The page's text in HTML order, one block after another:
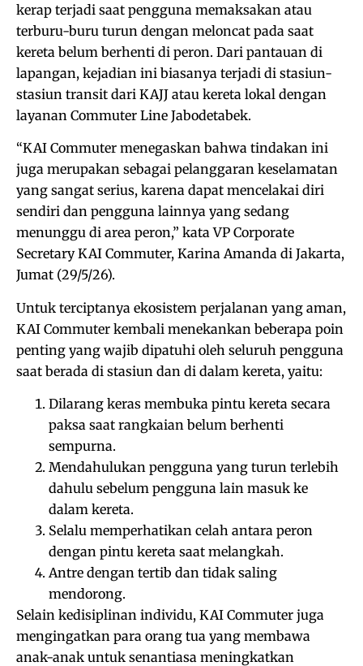
kerap terjadi saat pengguna memaksakan atau
terburu-buru turun dengan meloncat pada saat
kereta belum berhenti di peron. Dari pantauan di
lapangan, kejadian ini biasanya terjadi di stasiun-
stasiun transit dari KAJJ atau kereta lokal dengan
layanan Commuter Line Jabodetabek.
“KAI Commuter menegaskan bahwa tindakan ini
juga merupakan sebagai pelanggaran keselamatan
yang sangat serius, karena dapat mencelakai diri
sendiri dan pengguna lainnya yang sedang
menunggu di area peron,” kata VP Corporate
Secretary KAI Commuter, Karina Amanda di Jakarta,
Jumat (29/5/26).
Untuk terciptanya ekosistem perjalanan yang aman,
KAI Commuter kembali menekankan beberapa poin
penting yang wajib dipatuhi oleh seluruh pengguna
saat berada di stasiun dan di dalam kereta, yaitu:
Dilarang keras membuka pintu kereta secara
paksa saat rangkaian belum berhenti
sempurna.
Mendahulukan pengguna yang turun terlebih
dahulu sebelum pengguna lain masuk ke
dalam kereta.
Selalu memperhatikan celah antara peron
dengan pintu kereta saat melangkah.
Antre dengan tertib dan tidak saling
mendorong.
Selain kedisiplinan individu, KAI Commuter juga
mengingatkan para orang tua yang membawa
anak-anak untuk senantiasa meningkatkan